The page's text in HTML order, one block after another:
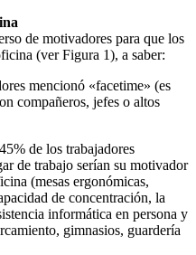
de motivadores para que los
(ver Figura 1), a saber:
mencionó «facetime» (es
compañeros, jefes o altos
de los trabajadores
de trabajo serían su motivador
(mesas ergonómicas,
de concentración, la
informática en persona y
gimnasios, guardería